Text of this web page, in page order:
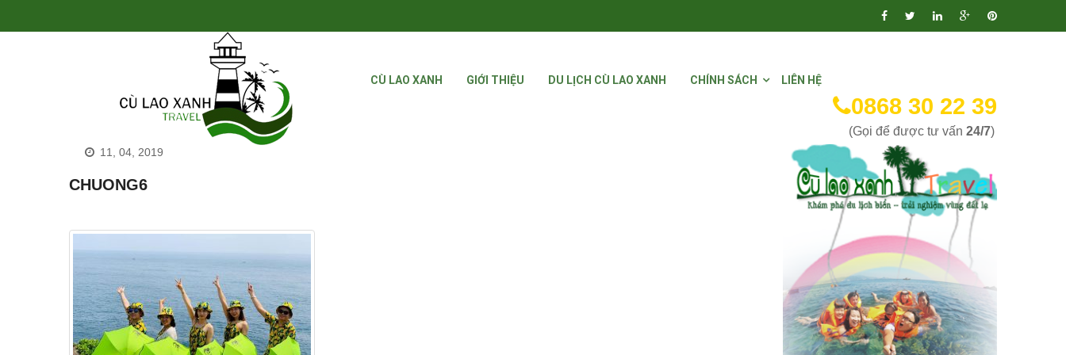
CÙ LAO XANH GIỚI THIỆU DU LỊCH CÙ LAO XANH CHÍNH SÁCH LIÊN HỆ
0868 30 22 39
(Gọi để được tư vấn 24/7)
11, 04, 2019
CHUONG6